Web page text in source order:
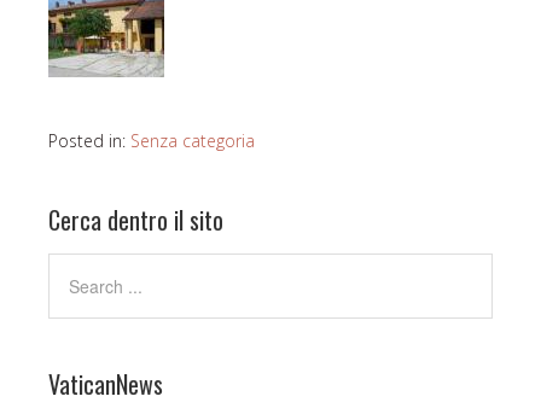
Posted in: Senza categoria
Cerca dentro il sito
VaticanNews